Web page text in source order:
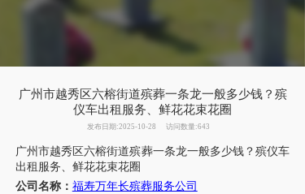
广州市越秀区六榕街道殡葬一条龙一般多少钱？殡
仪车出租服务、鲜花花束花圈
发布日期:2025-10-28 访问数量:643
广州市越秀区六榕街道殡葬一条龙一般多少钱？殡仪车
出租服务、 鲜花花束花圈
公司名称： 福寿万年长殡葬服务公司